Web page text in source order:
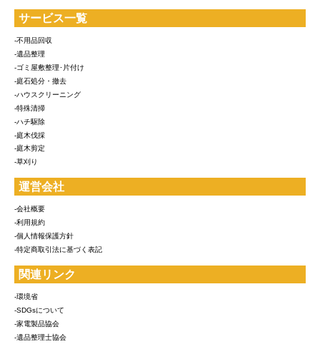
サービス一覧
-不用品回収
-遺品整理
-ゴミ屋敷整理･片付け
-庭石処分・撤去
-ハウスクリーニング
-特殊清掃
-ハチ駆除
-庭木伐採
-庭木剪定
-草刈り
運営会社
-会社概要
-利用規約
-個人情報保護方針
-特定商取引法に基づく表記
関連リンク
-環境省
-SDGsについて
-家電製品協会
-遺品整理士協会